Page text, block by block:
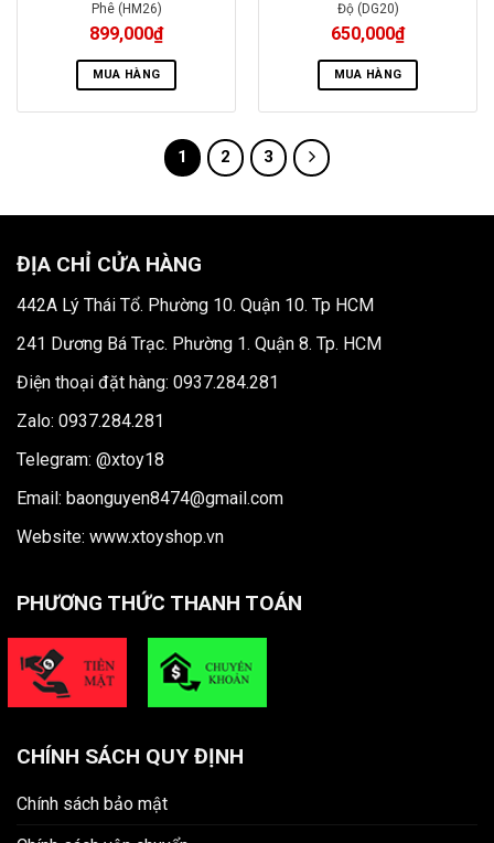
Phê (HM26)
899,000₫
MUA HÀNG
Độ (DG20)
650,000₫
MUA HÀNG
1 2 3
ĐỊA CHỈ CỬA HÀNG
442A Lý Thái Tổ. Phường 10. Quận 10. Tp HCM
241 Dương Bá Trạc. Phường 1. Quận 8. Tp. HCM
Điện thoại đặt hàng: 0937.284.281
Zalo: 0937.284.281
Telegram: @xtoy18
Email: baonguyen8474@gmail.com
Website: www.xtoyshop.vn
PHƯƠNG THỨC THANH TOÁN
CHÍNH SÁCH QUY ĐỊNH
Chính sách bảo mật